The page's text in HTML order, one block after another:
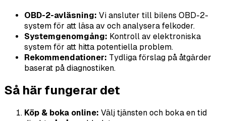
OBD-2-avläsning: Vi ansluter till bilens OBD-2-
system för att läsa av och analysera felkoder.
Systemgenomgång: Kontroll av elektroniska
system för att hitta potentiella problem.
Rekommendationer: Tydliga förslag på åtgärder
baserat på diagnostiken.
Så här fungerar det
Köp & boka online: Välj tjänsten och boka en tid